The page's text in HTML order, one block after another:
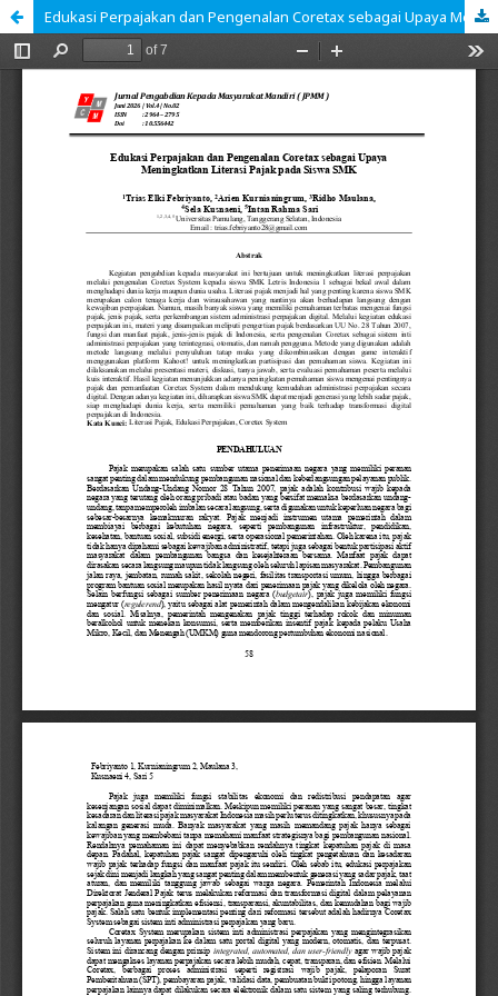
Edukasi Perpajakan dan Pengenalan Coretax sebagai Upaya Meningkatkan Literasi Pajak pada Siswa SMK